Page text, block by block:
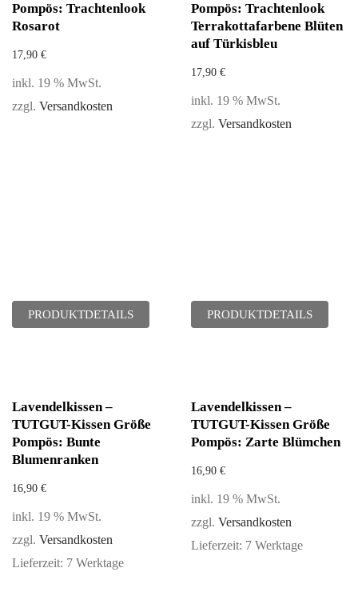
Pompös: Trachtenlook
Rosarot
17,90 €
inkl. 19 % MwSt.
zzgl. Versandkosten
PRODUKTDETAILS
Pompös: Trachtenlook
Terrakottafarbene Blüten
auf Türkisbleu
17,90 €
inkl. 19 % MwSt.
zzgl. Versandkosten
PRODUKTDETAILS
Lavendelkissen –
TUTGUT-Kissen Größe
Pompös: Bunte
Blumenranken
16,90 €
inkl. 19 % MwSt.
zzgl. Versandkosten
Lieferzeit: 7 Werktage
Lavendelkissen –
TUTGUT-Kissen Größe
Pompös: Zarte Blümchen
16,90 €
inkl. 19 % MwSt.
zzgl. Versandkosten
Lieferzeit: 7 Werktage